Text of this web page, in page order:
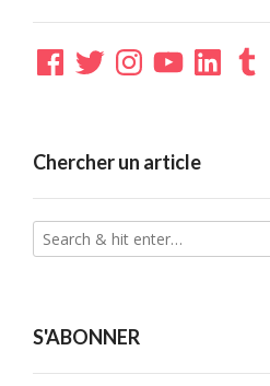
Facebook
TwitterInstagramYouTubeLinkedInTumblr
Chercher un article
S'ABONNER